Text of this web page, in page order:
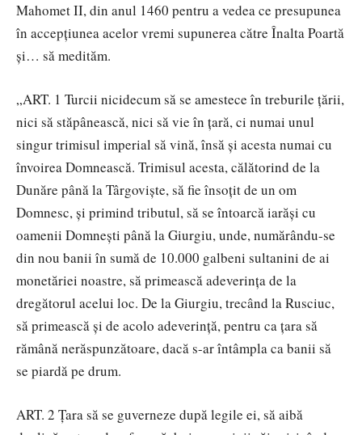
Mahomet II, din anul 1460 pentru a vedea ce presupunea
în accepţiunea acelor vremi supunerea către Înalta Poartă
şi… să medităm.
„ART. 1 Turcii nicidecum să se amestece în treburile ţării,
nici să stăpânească, nici să vie în ţară, ci numai unul
singur trimisul imperial să vină, însă şi acesta numai cu
învoirea Domnească. Trimisul acesta, călătorind de la
Dunăre până la Târgovişte, să fie însoţit de un om
Domnesc, şi primind tributul, să se întoarcă iarăşi cu
oamenii Domneşti până la Giurgiu, unde, numărându-se
din nou banii în sumă de 10.000 galbeni sultanini de ai
monetăriei noastre, să primească adeverinţa de la
dregătorul acelui loc. De la Giurgiu, trecând la Rusciuc,
să primească şi de acolo adeverinţă, pentru ca ţara să
rămână nerăspunzătoare, dacă s-ar întâmpla ca banii să
se piardă pe drum.
ART. 2 Ţara să se guverneze după legile ei, să aibă